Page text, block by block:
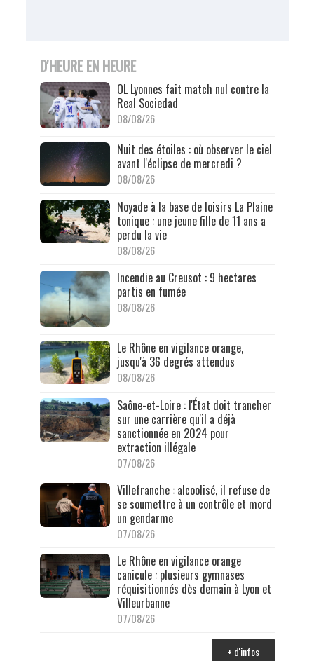
D'HEURE EN HEURE
OL Lyonnes fait match nul contre la
Real Sociedad
08/08/26
Nuit des étoiles : où observer le ciel
avant l'éclipse de mercredi ?
08/08/26
Noyade à la base de loisirs La Plaine
tonique : une jeune fille de 11 ans a
perdu la vie
08/08/26
Incendie au Creusot : 9 hectares
partis en fumée
08/08/26
Le Rhône en vigilance orange,
jusqu'à 36 degrés attendus
08/08/26
Saône-et-Loire : l'État doit trancher
sur une carrière qu'il a déjà
sanctionnée en 2024 pour
extraction illégale
07/08/26
Villefranche : alcoolisé, il refuse de
se soumettre à un contrôle et mord
un gendarme
07/08/26
Le Rhône en vigilance orange
canicule : plusieurs gymnases
réquisitionnés dès demain à Lyon et
Villeurbanne
07/08/26
+ d'infos